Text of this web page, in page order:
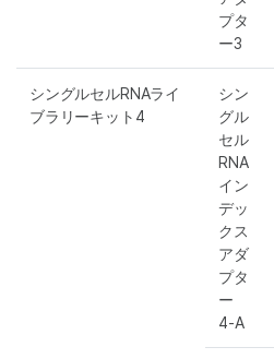
プタ
ー3
シングルセルRNAライ
ブラリーキット4
シン
グル
セル
RNA
イン
デッ
クス
アダ
プタ
ー
4-A